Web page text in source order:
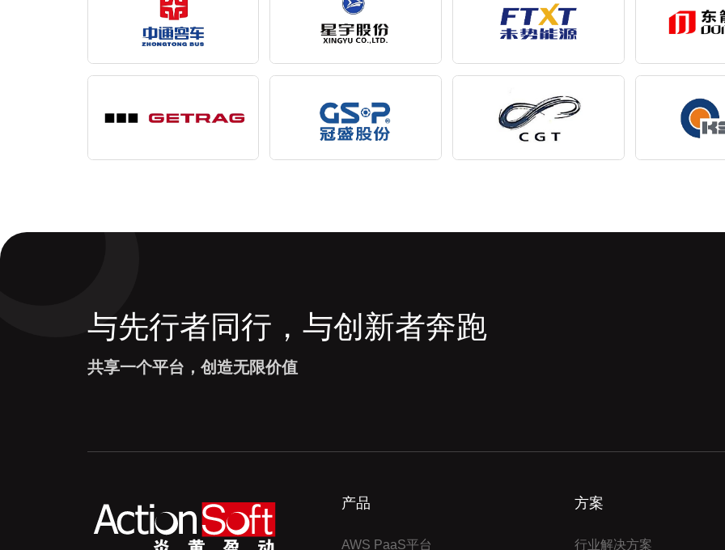
与先行者同行，与创新者奔跑
共享一个平台，创造无限价值
产品
AWS PaaS平台
方案
行业解决方案